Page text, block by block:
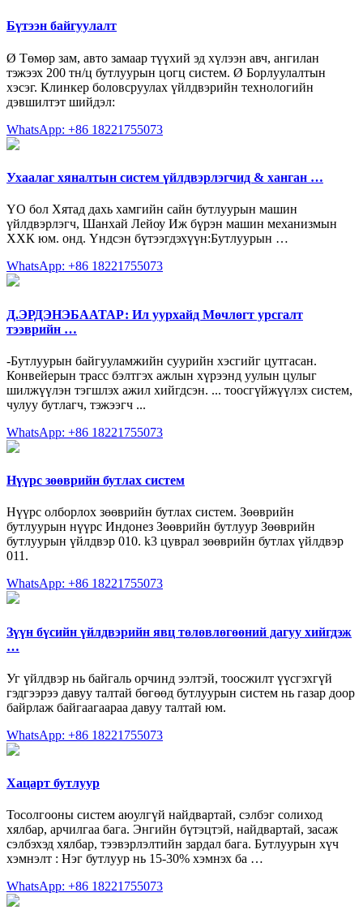
Бүтээн байгуулалт
Ø Төмөр зам, авто замаар түүхий эд хүлээн авч, ангилан
тэжээх 200 тн/ц бутлуурын цогц систем. Ø Борлуулалтын
хэсэг. Клинкер боловсруулах үйлдвэрийн технологийн
дэвшилтэт шийдэл:
WhatsApp: +86 18221755073
Ухаалаг хяналтын систем үйлдвэрлэгчид & ханган …
YO бол Хятад дахь хамгийн сайн бутлуурын машин
үйлдвэрлэгч, Шанхай Лейоу Иж бүрэн машин механизмын
ХХК юм. онд. Үндсэн бүтээгдэхүүн:Бутлуурын …
WhatsApp: +86 18221755073
Д.ЭРДЭНЭБААТАР: Ил уурхайд Мөчлөгт урсгалт
тээврийн …
-Бутлуурын байгууламжийн суурийн хэсгийг цутгасан.
Конвейерын трасс бэлтгэх ажлын хүрээнд уулын цулыг
шилжүүлэн тэгшлэх ажил хийгдсэн. ... тоосгүйжүүлэх систем,
чулуу бутлагч, тэжээгч ...
WhatsApp: +86 18221755073
Нүүрс зөөврийн бутлах систем
Нүүрс олборлох зөөврийн бутлах систем. Зөөврийн
бутлуурын нүүрс Индонез Зөөврийн бутлуур Зөөврийн
бутлуурын үйлдвэр 010. k3 цуврал зөөврийн бутлах үйлдвэр
011.
WhatsApp: +86 18221755073
Зүүн бүсийн үйлдвэрийн явц төлөвлөгөөний дагуу хийгдэж
…
Уг үйлдвэр нь байгаль орчинд ээлтэй, тоосжилт үүсгэхгүй
гэдгээрээ давуу талтай бөгөөд бутлуурын систем нь газар доор
байрлаж байгаагаараа давуу талтай юм.
WhatsApp: +86 18221755073
Хацарт бутлуур
Тосолгооны систем аюулгүй найдвартай, сэлбэг солиход
хялбар, арчилгаа бага. Энгийн бүтэцтэй, найдвартай, засаж
сэлбэхэд хялбар, тээвэрлэлтийн зардал бага. Бутлуурын хүч
хэмнэлт : Нэг бутлуур нь 15-30% хэмнэх ба …
WhatsApp: +86 18221755073